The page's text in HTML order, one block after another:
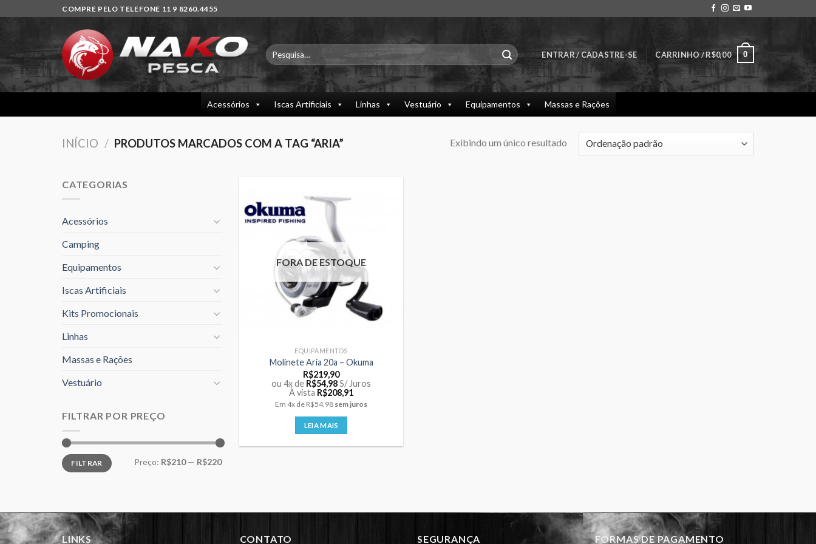
COMPRE PELO TELEFONE 11 9 8260.4455
Pesquisar
por:
ENTRAR / CADASTRE-SE CARRINHO /R$0,00 0
Acessórios Iscas Artificiais Linhas Vestuário Equipamentos Massas e Rações
INÍCIO / PRODUTOS MARCADOS COM A TAG “ARIA” Exibindo um único resultado
CATEGORIAS
Acessórios
Camping
Equipamentos
Iscas Artificiais
Kits Promocionais
Linhas
Massas e Rações
Vestuário
FILTRAR POR PREÇO
Preço
mínimo
Preço
máximo
FILTRAR Preço: R$210— R$220
FORA DE ESTOQUE
EQUIPAMENTOS
Molinete Aria 20a – Okuma
R$219,90
ou 4x de R$54,98S/ Juros
À vista R$208,91
Em4x de R$54,98 sem juros
LEIA MAIS
LINKS CONTATO SEGURANÇA FORMAS DE PAGAMENTO